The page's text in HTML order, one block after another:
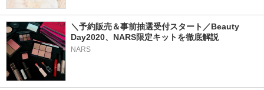
＼予約販売＆事前抽選受付スタート／Beauty
Day2020、NARS限定キットを徹底解説
NARS